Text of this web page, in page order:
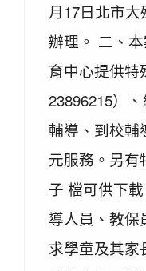
月17日北市大
辦理。 二、
育中心提供特
23896215）
輔導、到校輔
元服務。另有
子 檔可供下
導人員、教保
求學童及其家